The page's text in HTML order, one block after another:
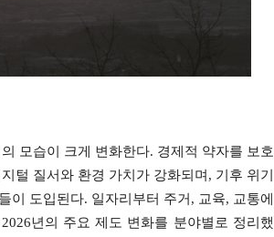
모습이 크게 변화한다. 경제적 약자를 보호
털 질서와 환경 가치가 강화되며, 기후 위기
이 도입된다. 일자리부터 주거, 교육, 교통에
년의 주요 제도 변화를 분야별로 정리했